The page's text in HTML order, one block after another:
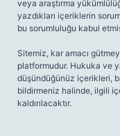
veya araştırma
yazdıkları içeriklerin
bu sorumluluğu kabul
Sitemiz, kar amacı
platformudur. Hukuka ve
düşündüğünüz içerikleri,
bildirmeniz halinde, ilgili
kaldırılacaktır.